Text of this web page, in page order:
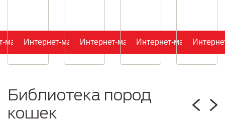
магазинИнтернет-магазинИнтернет-магазинИнтернет-магазин
Библиотека пород
кошек